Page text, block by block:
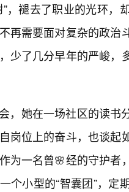
”，褪去了职业的光环
再需要面对复杂的政
少了几分早年的严峻
，她在一场社区的读书
岗位上的奋斗，也谈起
为一名曾🌸经的守护者
个小型的“智囊团”，